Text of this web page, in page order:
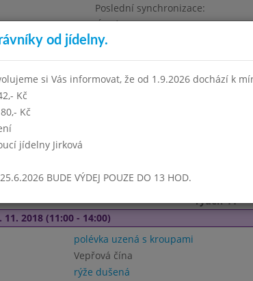
Poslední synchronizace:
Úterý 21.7.2026 8:55
Omezení objednávek
Masarykova 450
Týden 44
2018 (11:00 - 14:00)
polévka uzená s kroupami
Vepřová čína
rýže dušená
od jídelny.
si Vás informovat, že od 1.9.2026 dochází k
Kč
Kč
jídelny Jirková
BUDE VÝDEJ POUZE DO 13 HOD.